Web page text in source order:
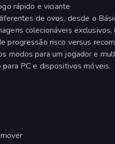
rápido e viciante
de ovos, desde o
colecionáveis exclusivos,
progressão risco versus
modos para um jogador e
para PC e dispositivos móveis.